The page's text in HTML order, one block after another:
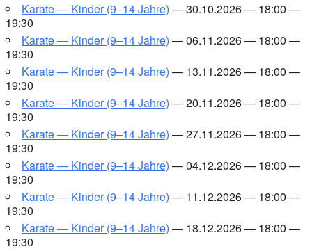
Kara­te — Kin­der (9–14 Jah­re) — 30.10.2026 — 18:00 —
19:30
Kara­te — Kin­der (9–14 Jah­re) — 06.11.2026 — 18:00 —
19:30
Kara­te — Kin­der (9–14 Jah­re) — 13.11.2026 — 18:00 —
19:30
Kara­te — Kin­der (9–14 Jah­re) — 20.11.2026 — 18:00 —
19:30
Kara­te — Kin­der (9–14 Jah­re) — 27.11.2026 — 18:00 —
19:30
Kara­te — Kin­der (9–14 Jah­re) — 04.12.2026 — 18:00 —
19:30
Kara­te — Kin­der (9–14 Jah­re) — 11.12.2026 — 18:00 —
19:30
Kara­te — Kin­der (9–14 Jah­re) — 18.12.2026 — 18:00 —
19:30